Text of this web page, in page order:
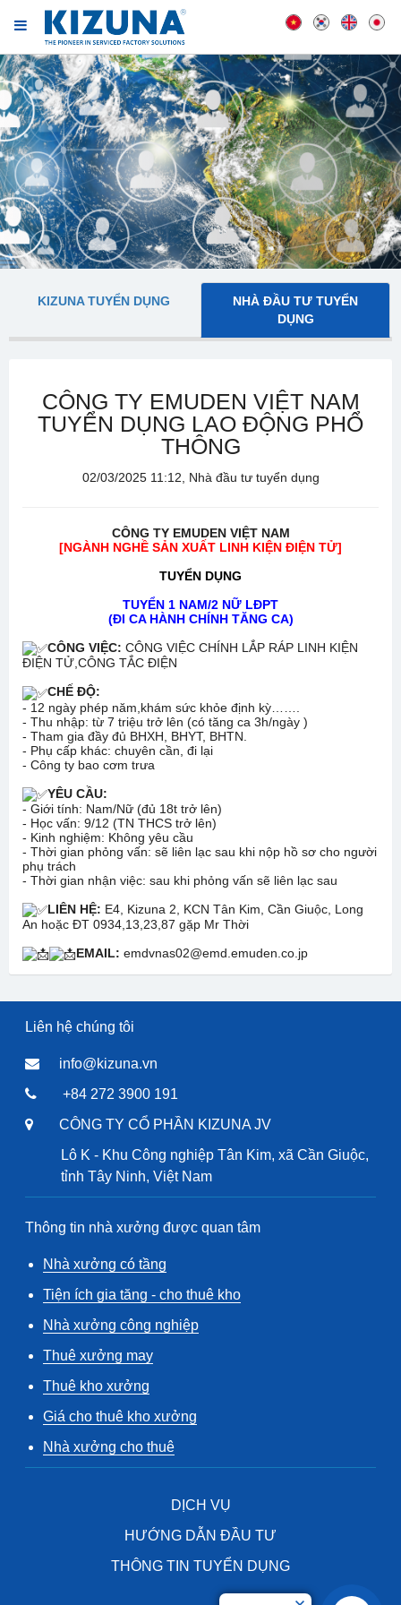
KIZUNA TUYỂN DỤNG
NHÀ ĐẦU TƯ TUYỂN
DỤNG
CÔNG TY EMUDEN VIỆT NAM
TUYỂN DỤNG LAO ĐỘNG PHỔ
THÔNG
02/03/2025 11:12, Nhà đầu tư tuyển dụng
CÔNG TY EMUDEN VIỆT NAM
[NGÀNH NGHỀ SẢN XUẤT LINH KIỆN ĐIỆN TỬ]
TUYỂN DỤNG
TUYỂN 1 NAM/2 NỮ LĐPT
(ĐI CA HÀNH CHÍNH TĂNG CA)
CÔNG VIỆC: CÔNG VIỆC CHÍNH LẮP RÁP LINH KIỆN
ĐIỆN TỬ,CÔNG TẮC ĐIỆN
CHẾ ĐỘ:
- 12 ngày phép năm,khám sức khỏe định kỳ…….
- Thu nhập: từ 7 triệu trở lên (có tăng ca 3h/ngày )
- Tham gia đầy đủ BHXH, BHYT, BHTN.
- Phụ cấp khác: chuyên cần, đi lại
- Công ty bao cơm trưa
YÊU CẦU:
- Giới tính: Nam/Nữ (đủ 18t trở lên)
- Học vấn: 9/12 (TN THCS trở lên)
- Kinh nghiệm: Không yêu cầu
- Thời gian phỏng vấn: sẽ liên lạc sau khi nộp hồ sơ cho người
phụ trách
- Thời gian nhận việc: sau khi phỏng vấn sẽ liên lạc sau
LIÊN HỆ: E4, Kizuna 2, KCN Tân Kim, Cần Giuộc, Long
An hoặc ĐT 0934,13,23,87 gặp Mr Thời
EMAIL: emdvnas02@emd.emuden.co.jp
Liên hệ chúng tôi
info@kizuna.vn
+84 272 3900 191
CÔNG TY CỔ PHẦN KIZUNA JV
Lô K - Khu Công nghiệp Tân Kim, xã Cần Giuộc,
tỉnh Tây Ninh, Việt Nam
Thông tin nhà xưởng được quan tâm
Nhà xưởng có tầng
Tiện ích gia tăng - cho thuê kho
Nhà xưởng công nghiệp
Thuê xưởng may
Thuê kho xưởng
Giá cho thuê kho xưởng
Nhà xưởng cho thuê
DỊCH VỤ
HƯỚNG DẪN ĐẦU TƯ
THÔNG TIN TUYỂN DỤNG